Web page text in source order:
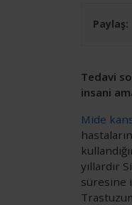
Paylaş:
Tedavi
insani
Mide
yıllardır
süresine